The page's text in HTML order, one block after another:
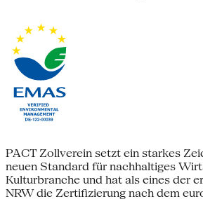
PACT Zollverein setzt ein starkes
neuen Standard für nachhaltiges
Kulturbranche und hat als eines der
NRW die Zertifizierung nach dem